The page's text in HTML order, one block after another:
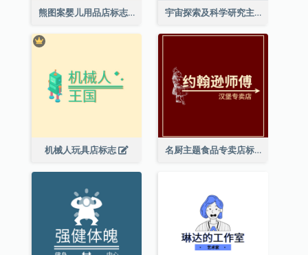
熊图案婴儿用品店标志 宇宙探索及科学研究主题标志设计
机械人玩具店标志 名厨主题食品专卖店标志